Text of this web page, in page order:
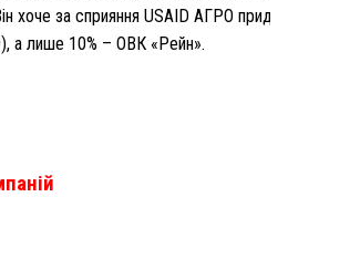
хоче за сприяння USAID АГРО придбати ще
а лише 10% – ОВК «Рейн».